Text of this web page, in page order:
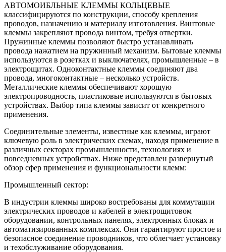
АВТОМОИБЛЬНЫЕ КЛЕММЫ КОЛЬЦЕВЫЕ
классифицируются по конструкции, способу крепления
проводов, назначению и материалу изготовления. Винтовые
клеммы закрепляют провода винтом, требуя отвертки.
Пружинные клеммы позволяют быстро устанавливать
провода нажатием на пружинный механизм. Бытовые клеммы
используются в розетках и выключателях, промышленные – в
электрощитах. Одноконтактные клеммы соединяют два
провода, многоконтактные – несколько устройств.
Металлические клеммы обеспечивают хорошую
электропроводность, пластиковые используются в бытовых
устройствах. Выбор типа клеммы зависит от конкретного
применения.
Соединительные элементы, известные как клеммы, играют
ключевую роль в электрических схемах, находя применение в
различных секторах промышленности, технологиях и
повседневных устройствах. Ниже представлен развернутый
обзор сфер применения и функциональности клемм:
Промышленный сектор:
В индустрии клеммы широко востребованы для коммутации
электрических проводов и кабелей в электрощитовом
оборудовании, контрольных панелях, электронных блоках и
автоматизированных комплексах. Они гарантируют простое и
безопасное соединение проводников, что облегчает установку
и техобслуживание оборудования.